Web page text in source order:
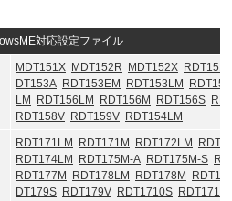
対応設定ファイル
MDT151X MDT152R MDT152X
DT153A RDT153EM RDT153LM
LM
RDT156LM RDT156M RDT156S
RDT158V RDT159V RDT154LM
RDT171LM RDT171M RDT172LM
RDT174LM
RDT175M-A RDT175M-S
RDT177M
RDT178LM RDT178M
DT179S RDT179V RDT1710S